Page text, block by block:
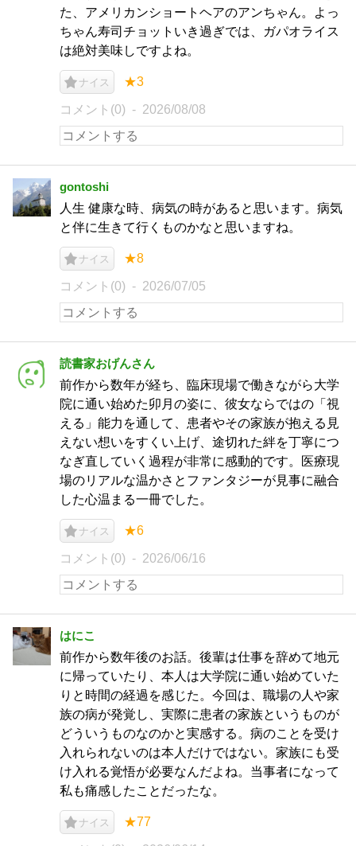
た、アメリカンショートヘアのアンちゃん。よっ
ちゃん寿司チョットいき過ぎでは、ガパオライス
は絶対美味しですよね。
ナイス ★3
コメント(0) 2026/08/08
gontoshi
人生 健康な時、病気の時があると思います。病気
と伴に生きて行くものかなと思いますね。
ナイス ★8
コメント(0) 2026/07/05
読書家おげんさん
前作から数年が経ち、臨床現場で働きながら大学
院に通い始めた卯月の姿に、彼女ならではの「視
える」能力を通して、患者やその家族が抱える見
えない想いをすくい上げ、途切れた絆を丁寧につ
なぎ直していく過程が非常に感動的です。医療現
場のリアルな温かさとファンタジーが見事に融合
した心温まる一冊でした。
ナイス ★6
コメント(0) 2026/06/16
はにこ
前作から数年後のお話。後輩は仕事を辞めて地元
に帰っていたり、本人は大学院に通い始めていた
りと時間の経過を感じた。今回は、職場の人や家
族の病が発覚し、実際に患者の家族というものが
どういうものなのかと実感する。病のことを受け
入れられないのは本人だけではない。家族にも受
け入れる覚悟が必要なんだよね。当事者になって
私も痛感したことだったな。
ナイス ★77